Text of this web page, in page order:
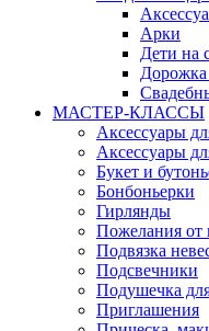
Арки
Дети на
Дорожка
МАСТЕР-КЛАССЫ
Аксессуары
Аксессуары
Букет и
Бонбоньерки
Гирлянды
Пожелания от
Подвязка
Подсвечники
Подушечка
Приглашения